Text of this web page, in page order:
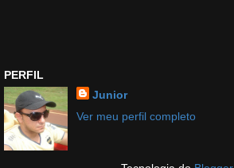
PERFIL
Junior
Ver meu perfil completo